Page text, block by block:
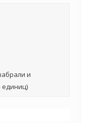
и
единиц)